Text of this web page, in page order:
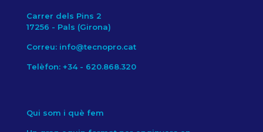
Carrer dels Pins 2
17256 - Pals (Girona)
Correu: info@tecnopro.cat
Telèfon: +34 - 620.868.320
Qui som i què fem